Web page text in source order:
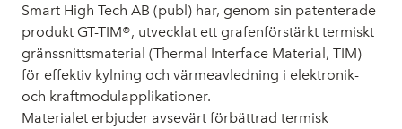
Smart High Tech AB (publ) har, genom sin patenterade
produkt GT-TIM®, utvecklat ett grafenförstärkt termiskt
gränssnittsmaterial (Thermal Interface Material, TIM)
för effektiv kylning och värmeavledning i elektronik-
och kraftmodulapplikationer.
Materialet erbjuder avsevärt förbättrad termisk